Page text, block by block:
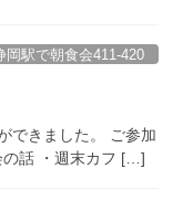
岡駅で朝食会411-420
できました。 ご参加
の話 ・週末カフ […]